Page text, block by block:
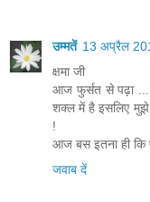
उम्मतें 13 अप्रैल
क्षमा जी
आज फुर्सत से पढ़ा ...
शक्ल में है इसलिए मुझे
!
आज बस इतना ही कि
जवाब दें